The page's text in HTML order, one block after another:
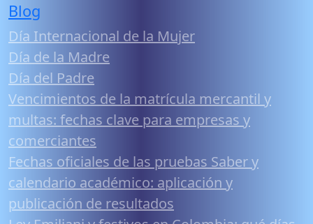
Blog
Día Internacional de la Mujer
Día de la Madre
Día del Padre
Vencimientos de la matrícula mercantil y
multas: fechas clave para empresas y
comerciantes
Fechas oficiales de las pruebas Saber y
calendario académico: aplicación y
publicación de resultados